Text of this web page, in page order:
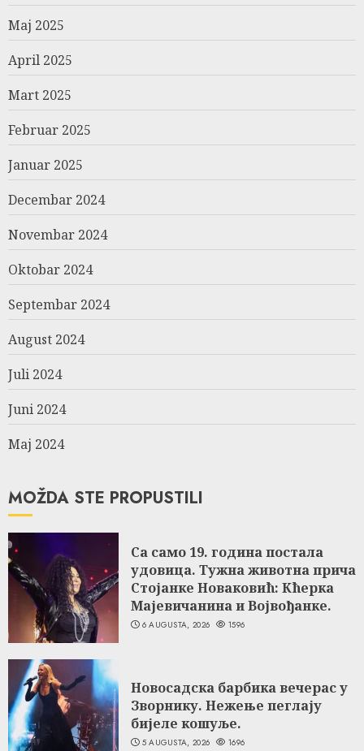
Maj 2025
April 2025
Mart 2025
Februar 2025
Januar 2025
Decembar 2024
Novembar 2024
Oktobar 2024
Septembar 2024
August 2024
Juli 2024
Juni 2024
Maj 2024
MOŽDA STE PROPUSTILI
Са само 19. година постала
удовица. Тужна животна прича
Стојанке Новаковић: Кћерка
Мајевичанина и Војвођанке.
6 AUGUSTA, 2026 1596
Новосадска барбика вечерас у
Зворнику. Нежење пеглају
бијеле кошуље.
5 AUGUSTA, 2026 1696